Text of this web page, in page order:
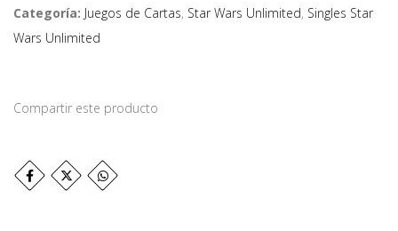
Categoría: Juegos de Cartas, Star Wars Unlimited, Singles Star
Wars Unlimited
Compartir este producto